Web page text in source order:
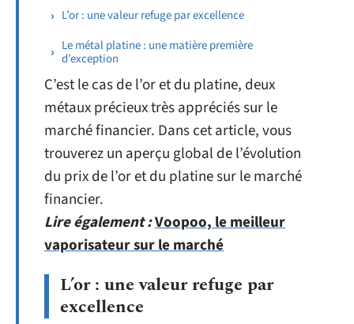
L’or : une valeur refuge par excellence
Le métal platine : une matière première
d’exception
C’est le cas de l’or et du platine, deux
métaux précieux très appréciés sur le
marché financier. Dans cet article, vous
trouverez un aperçu global de l’évolution
du prix de l’or et du platine sur le marché
financier.
Lire également :Voopoo, le meilleur
vaporisateur sur le marché
L’or : une valeur refuge par
excellence